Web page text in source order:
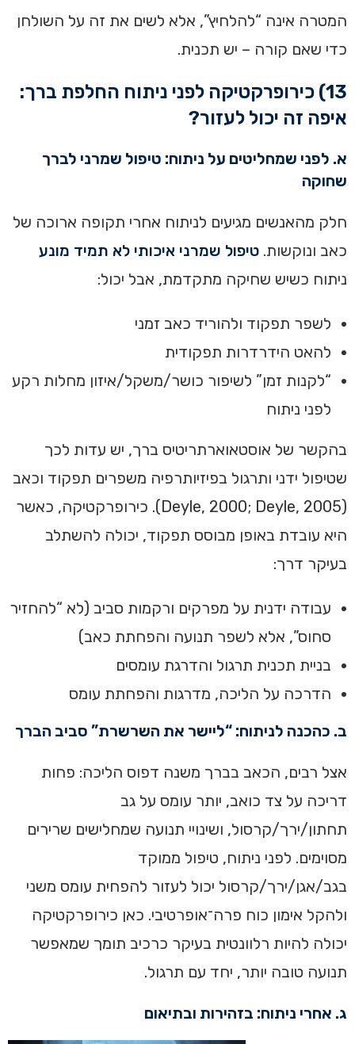
המטרה אינה “להלחיץ”, אלא לשים את זה על השולחן
כדי שאם קורה – יש תכנית.
13) כירופרקטיקה לפני ניתוח החלפת ברך:
איפה זה יכול לעזור?
א. לפני שמחליטים על ניתוח: טיפול שמרני לברך
שחוקה
חלק מהאנשים מגיעים לניתוח אחרי תקופה ארוכה של
כאב ונוקשות. טיפול שמרני איכותי לא תמיד מונע
ניתוח כשיש שחיקה מתקדמת, אבל יכול:
לשפר תפקוד ולהוריד כאב זמני
להאט הידרדרות תפקודית
“לקנות זמן” לשיפור כושר/משקל/איזון מחלות רקע
לפני ניתוח
בהקשר של אוסטאוארתריטיס ברך, יש עדות לכך
שטיפול ידני ותרגול בפיזיותרפיה משפרים תפקוד וכאב
(Deyle, 2000; Deyle, 2005). כירופרקטיקה, כאשר
היא עובדת באופן מבוסס תפקוד, יכולה להשתלב
בעיקר דרך:
עבודה ידנית על מפרקים ורקמות סביב (לא “להחזיר
סחוס”, אלא לשפר תנועה והפחתת כאב)
בניית תכנית תרגול והדרגת עומסים
הדרכה על הליכה, מדרגות והפחתת עומס
ב. כהכנה לניתוח: “ליישר את השרשרת” סביב הברך
אצל רבים, הכאב בברך משנה דפוס הליכה: פחות
דריכה על צד כואב, יותר עומס על גב
תחתון/ירך/קרסול, ושינויי תנועה שמחלישים שרירים
מסוימים. לפני ניתוח, טיפול ממוקד
בגב/אגן/ירך/קרסול יכול לעזור להפחית עומס משני
ולהקל אימון כוח פרה־אופרטיבי. כאן כירופרקטיקה
יכולה להיות רלוונטית בעיקר כרכיב תומך שמאפשר
תנועה טובה יותר, יחד עם תרגול.
ג. אחרי ניתוח: בזהירות ובתיאום